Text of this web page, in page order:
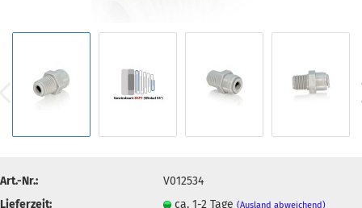
Art.-Nr.:
V012534
Lieferzeit:
ca. 1-2 Tage (Ausland abweichend)